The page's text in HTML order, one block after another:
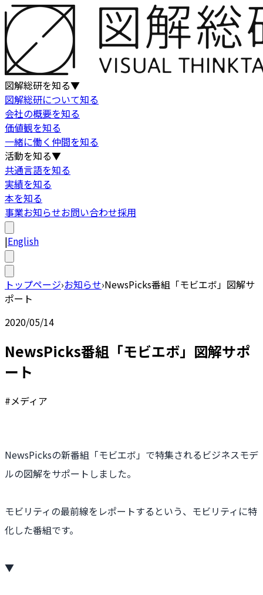
図解総研を知る▼
図解総研について知る
会社の概要を知る
価値観を知る
一緒に働く仲間を知る
活動を知る▼
共通言語を知る
実績を知る
本を知る
事業お知らせお問い合わせ採用
|English
トップページ›お知らせ›NewsPicks番組「モビエボ」図解サ
ポート
2020/05/14
NewsPicks番組「モビエボ」図解サポ
ート
#メディア
NewsPicksの新番組「モビエボ」で特集されるビジネスモデ
ルの図解をサポートしました。
モビリティの最前線をレポートするという、モビリティに特
化した番組です。
▼